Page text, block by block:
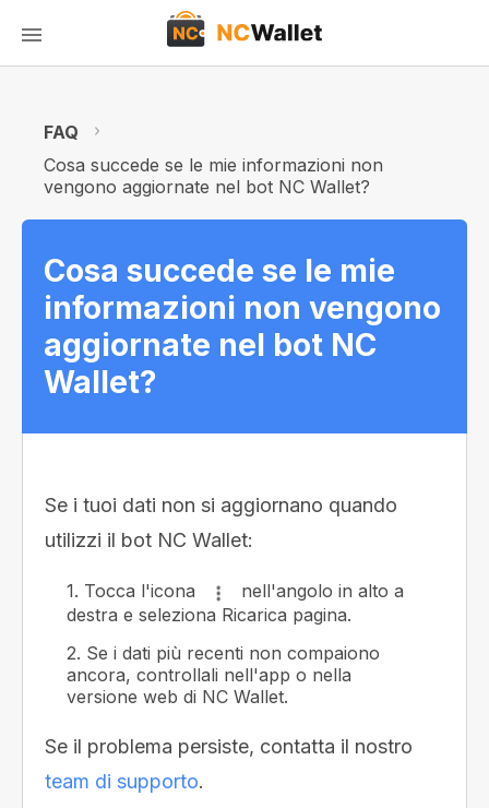
FAQ
Cosa succede se le mie informazioni non
vengono aggiornate nel bot NC Wallet?
Cosa succede se le mie
informazioni non vengono
aggiornate nel bot NC
Wallet?
Se i tuoi dati non si aggiornano quando
utilizzi il bot NC Wallet:
1. Tocca l'icona
nell'angolo in alto a
destra e seleziona Ricarica pagina.
2. Se i dati più recenti non compaiono
ancora, controllali nell'app o nella
versione web di NC Wallet.
Se il problema persiste, contatta il nostro
team di supporto.